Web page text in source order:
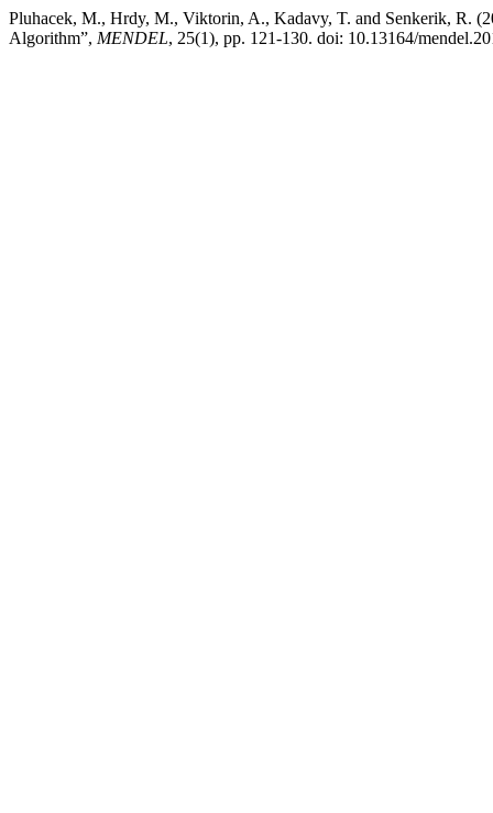
Pluhacek, M., Hrdy, M., Viktorin, A., Kadavy, T. and Senkerik, R.
Algorithm”, MENDEL, 25(1), pp. 121-130. doi: 10.13164/